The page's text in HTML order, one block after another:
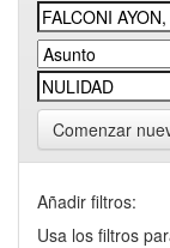
Comenzar
Añadir filtros:
Usa los filtros